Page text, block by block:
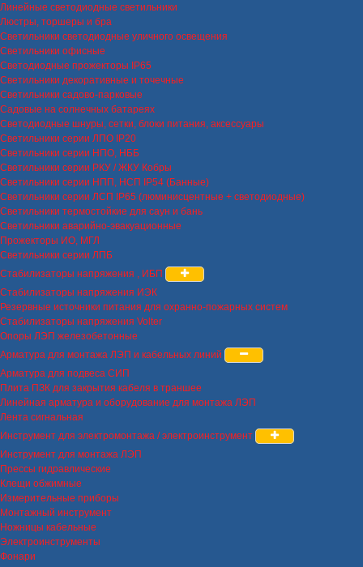
Линейные светодиодные светильники
Люстры, торшеры и бра
Светильники светодиодные уличного освещения
Светильники офисные
Светодиодные прожекторы IP65
Светильники декоративные и точечные
Светильники садово-парковые
Садовые на солнечных батареях
Светодиодные шнуры, сетки, блоки питания, аксессуары
Светильники серии ЛПО IP20
Светильники серии НПО, НББ
Светильники серии РКУ / ЖКУ Кобры
Светильники серии НПП, НСП IP54 (Банные)
Светильники серии ЛСП IP65 (люминисцентные + светодиодные)
Светильники термостойкие для саун и бань
Светильники аварийно-эвакуационные
Прожекторы ИО, МГЛ
Светильники серии ЛПБ
Стабилизаторы напряжения , ИБП
Стабилизаторы напряжения ИЭК
Резервные источники питания для охранно-пожарных систем
Стабилизаторы напряжения Volter
Опоры ЛЭП железобетонные
Арматура для монтажа ЛЭП и кабельных линий
Арматура для подвеса СИП
Плита ПЗК для закрытия кабеля в траншее
Линейная арматура и оборудование для монтажа ЛЭП
Лента сигнальная
Инструмент для электромонтажа / электроинструмент
Инструмент для монтажа ЛЭП
Прессы гидравлические
Клещи обжимные
Измерительные приборы
Монтажный инструмент
Ножницы кабельные
Электроинструменты
Фонари